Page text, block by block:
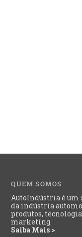
QUEM SOMOS
AutoIndústria é um
da indústria
produtos,
marketing.
Saiba Mais >